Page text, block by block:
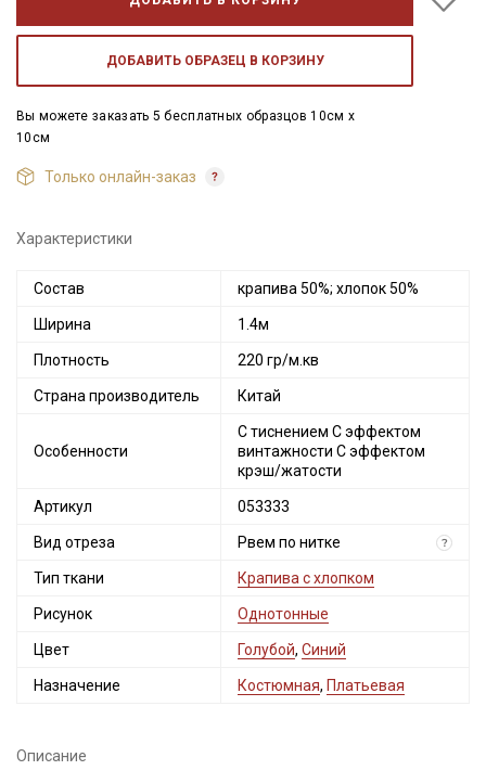
ДОБАВИТЬ ОБРАЗЕЦ В КОРЗИНУ
Вы можете заказать 5 бесплатных образцов 10см x
10см
Только онлайн-заказ
Характеристики
Состав крапива 50%; хлопок 50%
Ширина 1.4м
Плотность 220 гр/м.кв
Страна производитель Китай
Особенности
С тиснением С эффектом
винтажности С эффектом
крэш/жатости
Артикул 053333
Вид отреза Рвем по нитке ?
Тип ткани Крапива с хлопком
Рисунок Однотонные
Цвет Голубой, Синий
Назначение Костюмная, Платьевая
Описание